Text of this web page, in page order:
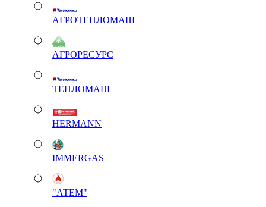
АГРОТЕПЛОМАШ
АГРОРЕСУРС
ТЕПЛОМАШ
HERMANN
IMMERGAS
"АТЕМ"